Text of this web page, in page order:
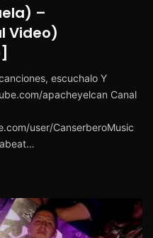
–
Video)
escuchalo Y
apacheyelcan Canal
user/CanserberoMusic